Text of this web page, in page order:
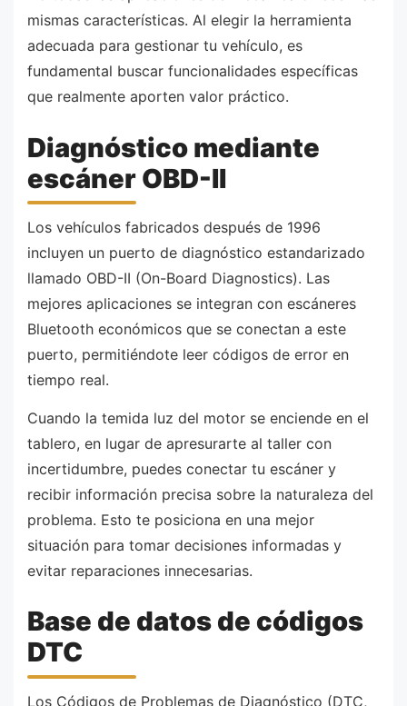
mismas características. Al elegir la herramienta
adecuada para gestionar tu vehículo, es
fundamental buscar funcionalidades específicas
que realmente aporten valor práctico.
Diagnóstico mediante
escáner OBD-II
Los vehículos fabricados después de 1996
incluyen un puerto de diagnóstico estandarizado
llamado OBD-II (On-Board Diagnostics). Las
mejores aplicaciones se integran con escáneres
Bluetooth económicos que se conectan a este
puerto, permitiéndote leer códigos de error en
tiempo real.
Cuando la temida luz del motor se enciende en el
tablero, en lugar de apresurarte al taller con
incertidumbre, puedes conectar tu escáner y
recibir información precisa sobre la naturaleza del
problema. Esto te posiciona en una mejor
situación para tomar decisiones informadas y
evitar reparaciones innecesarias.
Base de datos de códigos
DTC
Los Códigos de Problemas de Diagnóstico (DTC,